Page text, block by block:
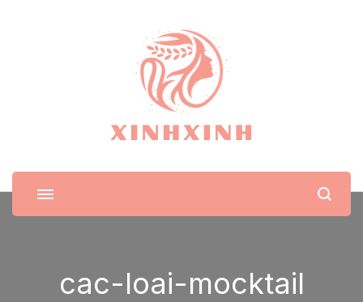
XinhXinh
Trang tin tức cho phái đẹp
cac-loai-mocktail